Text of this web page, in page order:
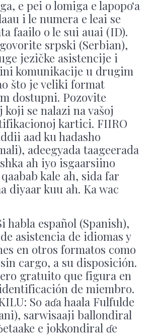
habla español (Spanish),
asistencia de idiomas y
en otros formatos como
cargo, a su disposición.
gratuito que figura en
de miembro.
So aɗa haala Fulfulde
sarwisaaji ballondiral
e jokkondiral ɗe